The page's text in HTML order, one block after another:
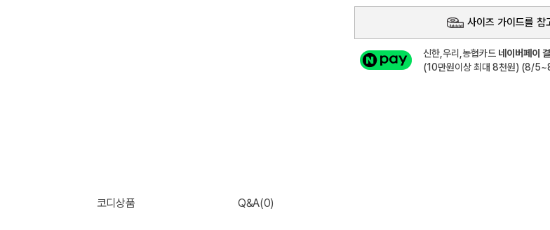
사이즈 가이드를 참
신한,우리,농협카드 네이버페이
(10만원이상 최대 8천원) (8/
코디상품 Q&A(0)